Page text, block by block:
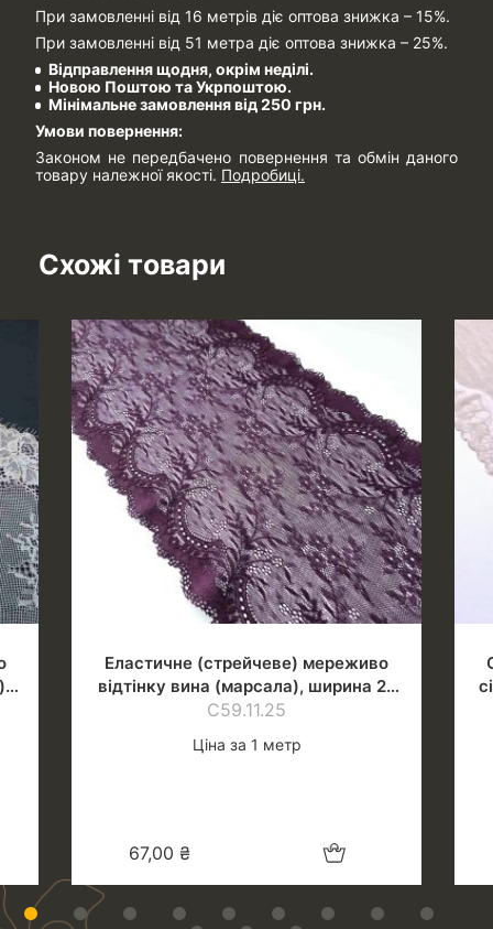
При замовленні від 16 метрів діє оптова знижка – 15%.
При замовленні від 51 метра діє оптова знижка – 25%.
Відправлення щодня, окрім неділі.
Новою Поштою та Укрпоштою.
Мінімальне замовлення від 250 грн.
Умови повернення:
Законом не передбачено повернення та обмін даного
товару належної якості. Подробиці.
Схожі товари
Еластичне (стрейчеве) мереживо
відтінку вина (марсала), ширина 22
см
С59.11.25
Ціна за 1 метр
67,00 ₴ Додати в кошик
1 2 3 4 5 6 7 8
9